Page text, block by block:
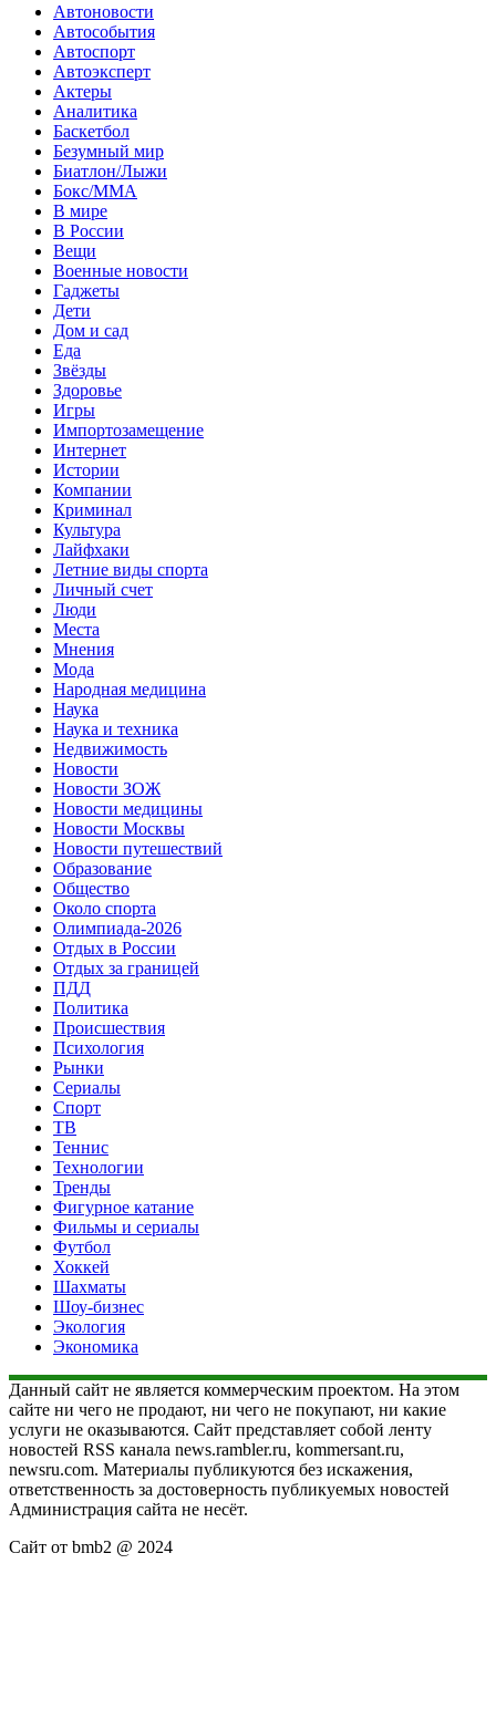
Автоновости
Автособытия
Автоспорт
Автоэксперт
Актеры
Аналитика
Баскетбол
Безумный мир
Биатлон/Лыжи
Бокс/MMA
В мире
В России
Вещи
Военные новости
Гаджеты
Дети
Дом и сад
Еда
Звёзды
Здоровье
Игры
Импортозамещение
Интернет
Истории
Компании
Криминал
Культура
Лайфхаки
Летние виды спорта
Личный счет
Люди
Места
Мнения
Мода
Народная медицина
Наука
Наука и техника
Недвижимость
Новости
Новости ЗОЖ
Новости медицины
Новости Москвы
Новости путешествий
Образование
Общество
Около спорта
Олимпиада-2026
Отдых в России
Отдых за границей
ПДД
Политика
Происшествия
Психология
Рынки
Сериалы
Спорт
ТВ
Теннис
Технологии
Тренды
Фигурное катание
Фильмы и сериалы
Футбол
Хоккей
Шахматы
Шоу-бизнес
Экология
Экономика
Данный сайт не является коммерческим проектом. На этом
сайте ни чего не продают, ни чего не покупают, ни какие
услуги не оказываются. Сайт представляет собой ленту
новостей RSS канала news.rambler.ru, kommersant.ru,
newsru.com. Материалы публикуются без искажения,
ответственность за достоверность публикуемых новостей
Администрация сайта не несёт.
Сайт от bmb2 @ 2024